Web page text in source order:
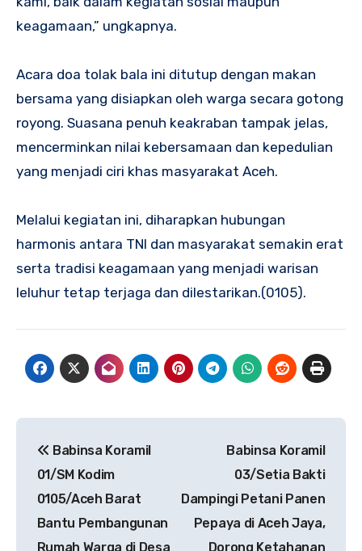
keagamaan,” ungkapnya.
Acara doa tolak bala ini ditutup dengan makan
bersama yang disiapkan oleh warga secara gotong
royong. Suasana penuh keakraban tampak jelas,
mencerminkan nilai kebersamaan dan kepedulian
yang menjadi ciri khas masyarakat Aceh.
Melalui kegiatan ini, diharapkan hubungan
harmonis antara TNI dan masyarakat semakin erat
serta tradisi keagamaan yang menjadi warisan
leluhur tetap terjaga dan dilestarikan.(0105).
pos
Babinsa Koramil
01/SM Kodim
0105/Aceh Barat
Bantu Pembangunan
Rumah Warga di Desa
Babinsa Koramil
03/Setia Bakti
Dampingi Petani Panen
Pepaya di Aceh Jaya,
Dorong Ketahanan